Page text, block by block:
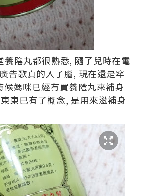
養陰丸都很熟悉, 隨了兒時在電
告歌真的入了腦, 現在還是窂
候媽咪已經有買養陰丸來補身
東已有了概念, 是用來滋補身